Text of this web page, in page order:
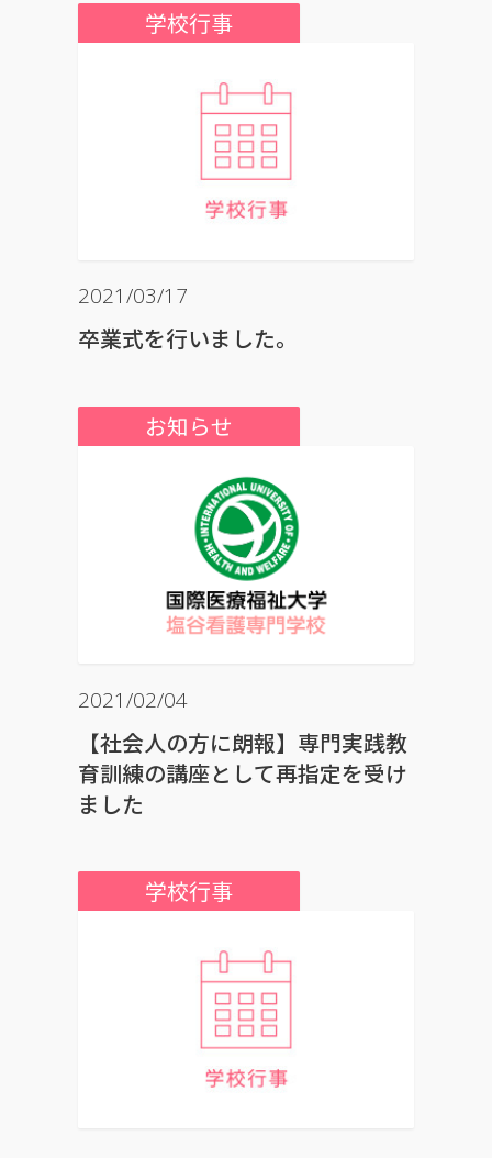
学校行事
2021/03/17
卒業式を行いました。
お知らせ
2021/02/04
【社会人の方に朗報】専門実践教
育訓練の講座として再指定を受け
ました
学校行事